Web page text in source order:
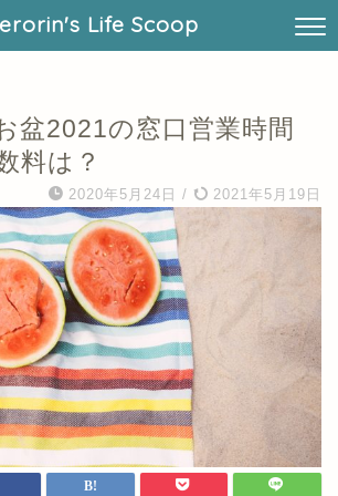
Life Scoop
盆2021の窓口営業時間
料は？
2020年5月24日 / 2021年5月19日